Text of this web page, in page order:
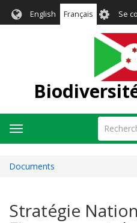
English Français User
menu
Se
Toggle
navigation
Documents
Stratégie